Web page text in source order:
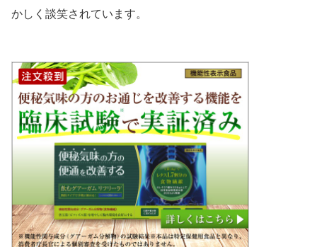
かしく談笑されています。